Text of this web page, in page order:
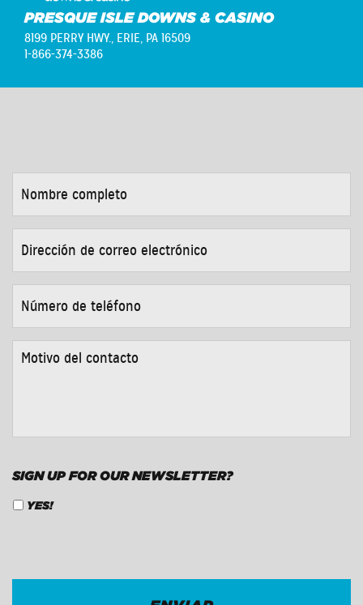
PRESQUE ISLE DOWNS & CASINO
8199 PERRY HWY., ERIE, PA 16509
1-866-374-3386
COMPLETO *
DE
CORREO
ELECTRÓNICO *
DE
TELÉFONO *
DEL
SIGN UP FOR OUR NEWSLETTER?
YES!